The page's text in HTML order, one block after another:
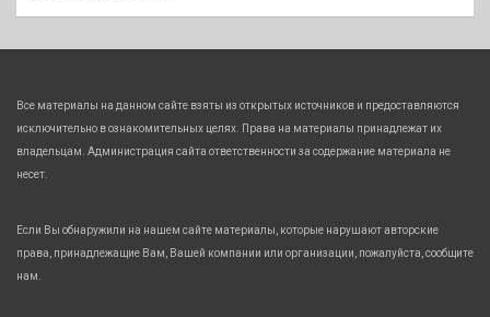
Все материалы на данном сайте взяты из открытых источников и предоставляются
исключительно в ознакомительных целях. Права на материалы принадлежат их
владельцам. Администрация сайта ответственности за содержание материала не
несет.
Если Вы обнаружили на нашем сайте материалы, которые нарушают авторские
права, принадлежащие Вам, Вашей компании или организации, пожалуйста, сообщите
нам.